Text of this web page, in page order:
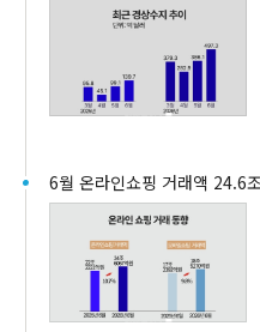
6월 온라인쇼핑 거래액 24.6